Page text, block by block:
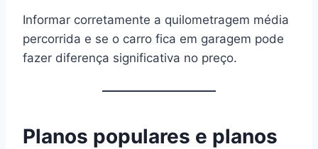
Informar corretamente a quilometragem média
percorrida e se o carro fica em garagem pode
fazer diferença significativa no preço.
Planos populares e planos